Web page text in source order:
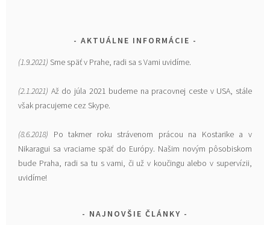
AKTUÁLNE INFORMÁCIE
(1.9.2021) Sme späť v Prahe, radi sa s Vami uvidíme.
(2.1.2021) Až do júla 2021 budeme na pracovnej ceste v USA, stále
však pracujeme cez Skype.
(8.6.2018) Po takmer roku strávenom prácou na Kostarike a v
Nikaragui sa vraciame späť do Európy. Našim novým pôsobiskom
bude Praha, radi sa tu s vami, či už v koučingu alebo v supervízii,
uvidíme!
NAJNOVŠIE ČLÁNKY